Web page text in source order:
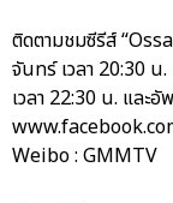
ติดตามชมซีรีส์
จันทร์ เวลา 20:30
เวลา 22:30 น. และ
Weibo : GMMTV